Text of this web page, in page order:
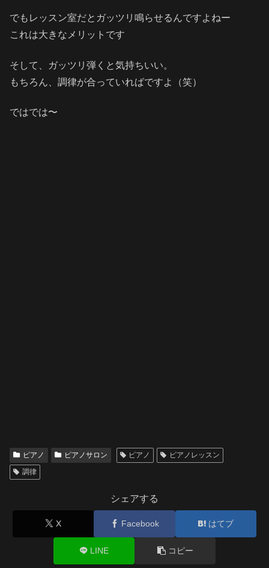
でもレッスン室だとガッツリ鳴らせるんですよねー
これは大きなメリットです
そして、ガッツリ弾くと気持ちいい。
もちろん、調律が合っていればですよ（笑）
ではでは〜
ピアノ ピアノサロン ピアノ
ピアノレッスン
調律
シェアする
X Facebook はてブ
LINE コピー